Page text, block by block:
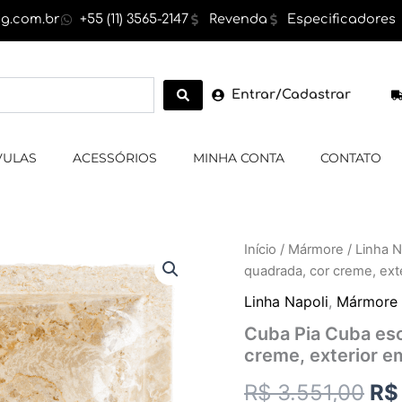
+55 (11) 3565-2147 Revenda Especificadores
Entrar/Cadastrar
ACESSÓRIOS MINHA CONTA CONTATO
Início / Mármore / Linha
quadrada, cor creme,
Linha Napoli, Mármore
Cuba Pia Cuba
creme, exterior
R$3.551,00
O
R$
Cuba
Cuba
esculpida
Mármore
,
cor